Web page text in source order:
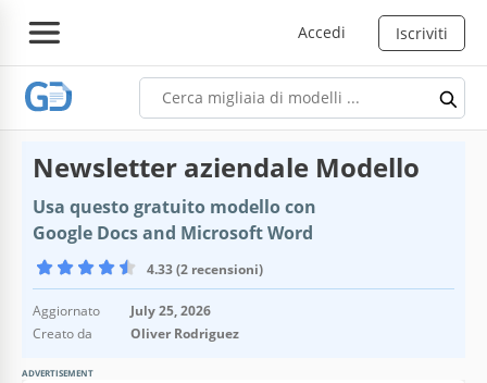
Accedi Iscriviti
Newsletter aziendale Modello
Usa questo gratuito modello con
Google Docs and Microsoft Word
4.33 (2 recensioni)
Aggiornato
July 25, 2026
Creato da
Oliver Rodriguez
ADVERTISEMENT